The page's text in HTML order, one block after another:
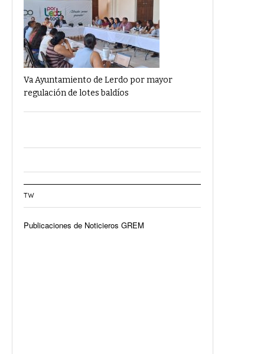
Va Ayuntamiento de Lerdo por mayor
regulación de lotes baldíos
TW
Publicaciones de Noticieros GREM